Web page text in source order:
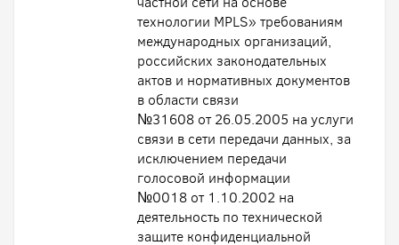
технологии MPLS» требованиям
международных организаций,
российских законодательных
актов и нормативных документов
в области связи
№31608 от 26.05.2005 на услуги
связи в сети передачи данных, за
исключением передачи
голосовой информации
№0018 от 1.10.2002 на
деятельность по технической
защите конфиденциальной